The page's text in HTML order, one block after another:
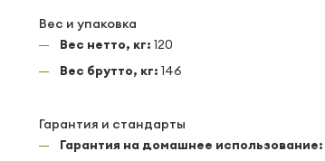
Вес и упаковка
Вес нетто, кг: 120
Вес брутто, кг: 146
Гарантия и стандарты
Гарантия на домашнее использование: